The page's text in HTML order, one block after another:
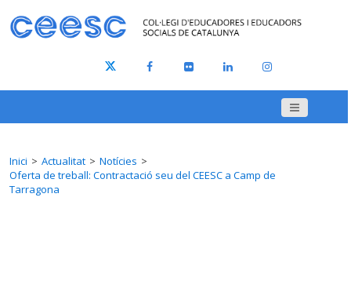
Inici Actualitat
Notícies
Oferta de treball: Contractació seu del CEESC a Camp de
Tarragona